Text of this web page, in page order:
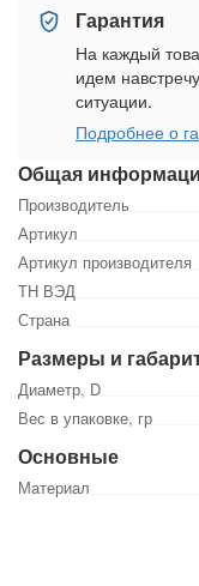
Общая
Производитель
Артикул
Артикул производителя
ТН ВЭД
Страна
Размеры и
Диаметр, D
Вес в упаковке, гр
Основные
Материал
Гарантия
На каждый
идем
ситуации.
Подробнее о